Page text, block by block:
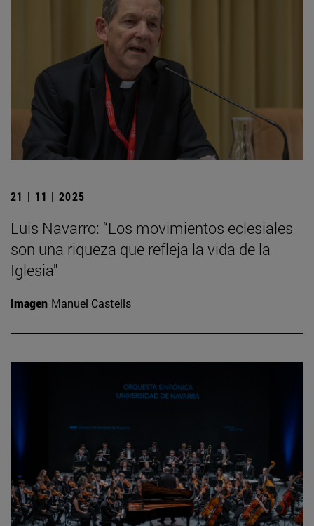
21 | 11 | 2025
Luis Navarro: “Los movimientos eclesiales
son una riqueza que refleja la vida de la
Iglesia"
Imagen Manuel Castells